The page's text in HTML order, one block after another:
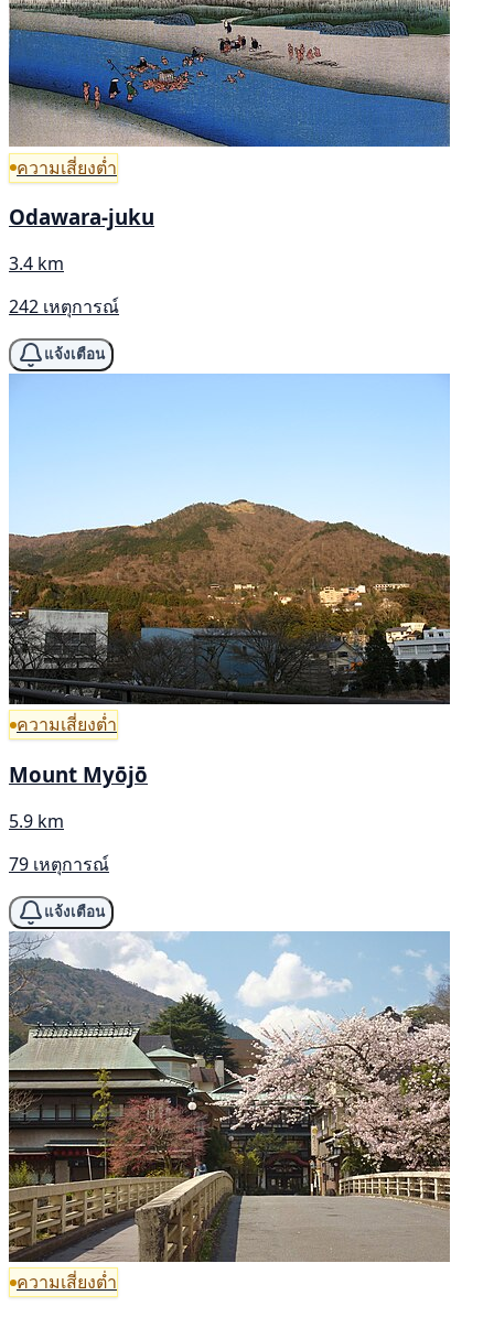
ความเสี่ยงต่ำ
Odawara-juku
3.4 km
242 เหตุการณ์
แจ้งเตือน
ความเสี่ยงต่ำ
Mount Myōjō
5.9 km
79 เหตุการณ์
แจ้งเตือน
ความเสี่ยงต่ำ